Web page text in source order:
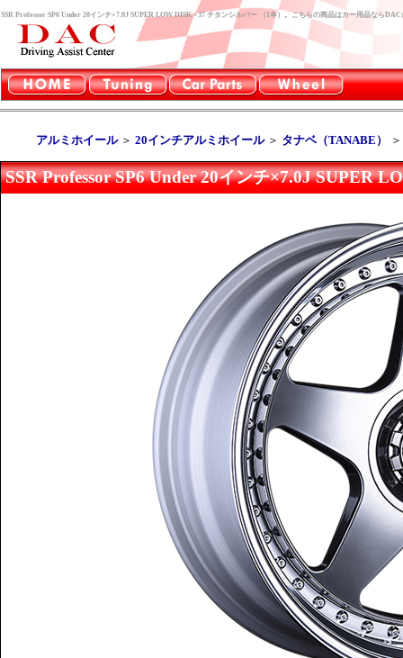
SSR Professor SP6 Under 20インチ×7.0J SUPER LOW DISK +37 チタンシルバー （1本）。こちらの商品はカー用品なら
アルミホイール＞ 20インチアルミホイール＞ タナベ（TANABE）
SSR Professor SP6 Under 20インチ×7.0J SUPER